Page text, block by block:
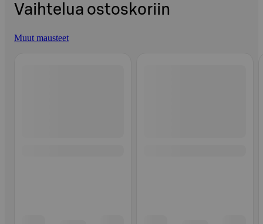
Vaihtelua ostoskoriin
Muut mausteet